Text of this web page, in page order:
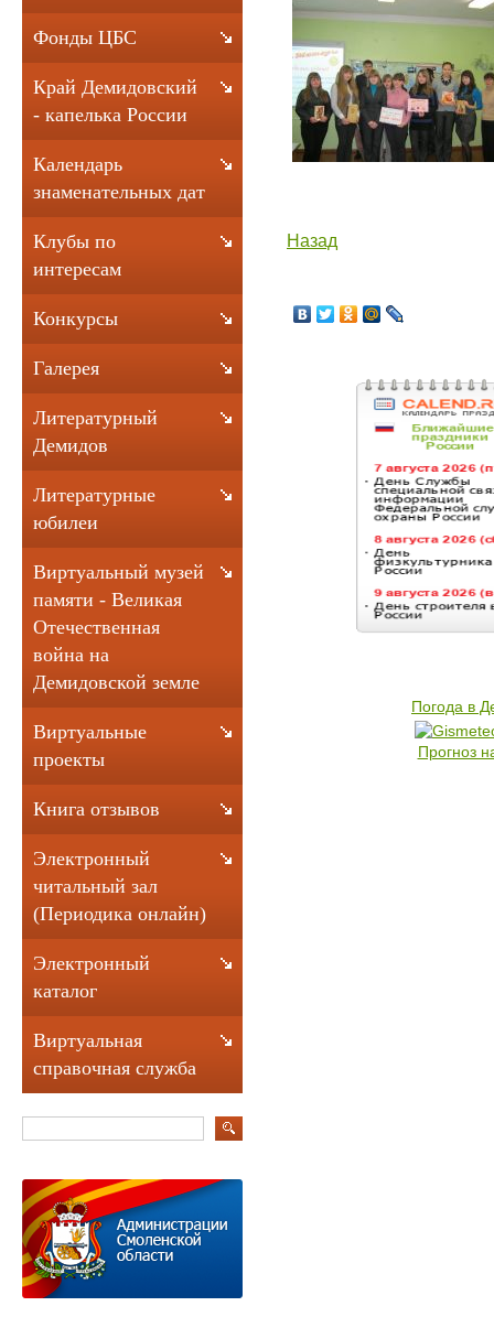
Назад
Погода в
Прогноз
Фонды ЦБС
Край Демидовский
- капелька России
Календарь
знаменательных дат
Клубы по
интересам
Конкурсы
Галерея
Литературный
Демидов
Литературные
юбилеи
Виртуальный музей
памяти - Великая
Отечественная
война на
Демидовской земле
Виртуальные
проекты
Книга отзывов
Электронный
читальный зал
(Периодика онлайн)
Электронный
каталог
Виртуальная
справочная служба